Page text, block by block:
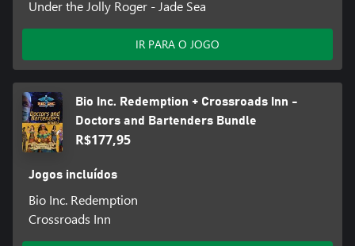
Under the Jolly Roger - Jade Sea
IR PARA O JOGO
Bio Inc. Redemption + Crossroads Inn -
Doctors and Bartenders Bundle
R$177,95
Jogos incluídos
Bio Inc. Redemption
Crossroads Inn